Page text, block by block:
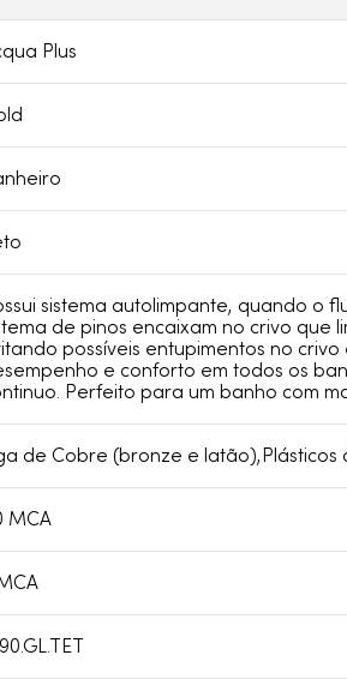
Plus
sistema autolimpante, quando o
de pinos encaixam no crivo que
possíveis entupimentos no
e conforto em todos os
Perfeito para um banho com
de Cobre (bronze e latão),Plásticos
MCA